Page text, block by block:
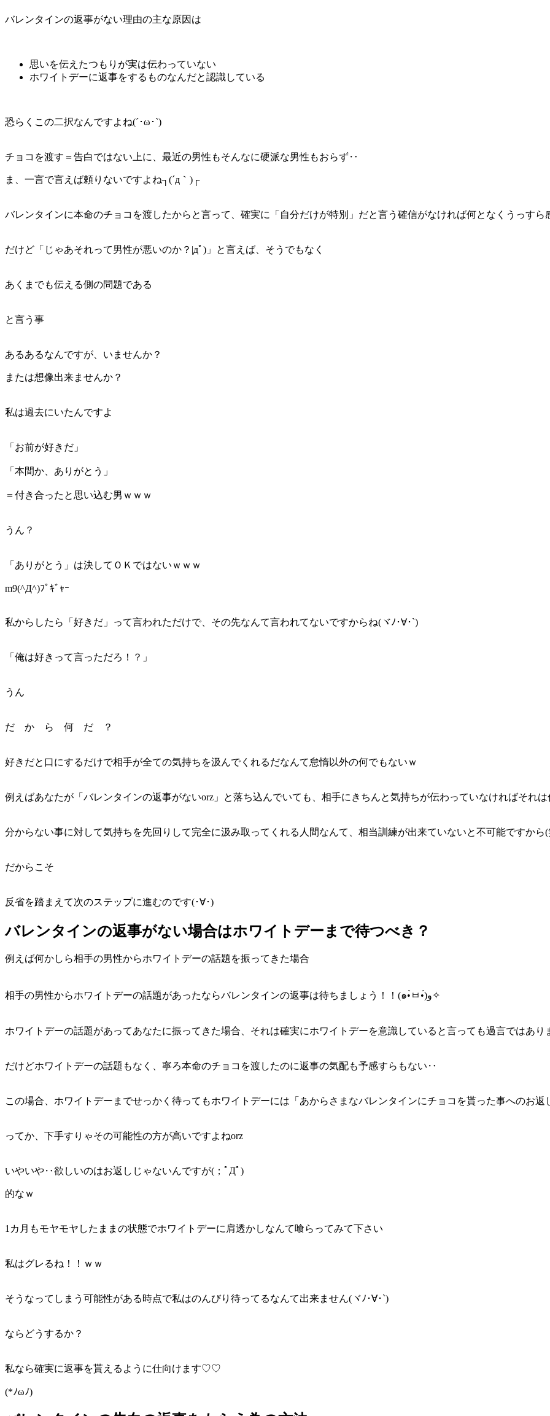
バレンタインの返事がない理由の主な原因は
思いを伝えたつもりが実は伝わっていない
ホワイトデーに返事をするものなんだと認識している
恐らくこの二択なんですよね(´･ω･`)
チョコを渡す＝告白ではない上に、最近の男性もそんなに硬派な男性もおらず‥
ま、一言で言えば頼りないですよね┐(´д｀)┌
バレンタインに本命のチョコを渡したからと言って、確実に「自分だけが特別」だと言う確信がなければ何となくうっす
だけど「じゃあそれって男性が悪いのか？|дﾟ)」と言えば、そうでもなく
あくまでも伝える側の問題である
と言う事
あるあるなんですが、いませんか？
または想像出来ませんか？
私は過去にいたんですよ
「お前が好きだ」
「本間か、ありがとう」
＝付き合ったと思い込む男ｗｗｗ
うん？
「ありがとう」は決してＯＫではないｗｗｗ
m9(^Д^)ﾌﾟｷﾞｬｰ
私からしたら「好きだ」って言われただけで、その先なんて言われてないですからね(ヾﾉ･∀･`)
「俺は好きって言っただろ！？」
うん
だ か ら 何 だ ？
好きだと口にするだけで相手が全ての気持ちを汲んでくれるだなんて怠惰以外の何でもないｗ
例えばあなたが「バレンタインの返事がないorz」と落ち込んでいても、相手にきちんと気持ちが伝わっていなければそれ
分からない事に対して気持ちを先回りして完全に汲み取ってくれる人間なんて、相当訓練が出来ていないと不可能ですから(
だからこそ
反省を踏まえて次のステップに進むのです(･∀･)
バレンタインの返事がない場合はホワイトデーまで待つべき？
例えば何かしら相手の男性からホワイトデーの話題を振ってきた場合
相手の男性からホワイトデーの話題があったならバレンタインの返事は待ちましょう！！(๑•̀ㅂ•́)و✧
ホワイトデーの話題があってあなたに振ってきた場合、それは確実にホワイトデーを意識していると言っても過言ではあり
だけどホワイトデーの話題もなく、寧ろ本命のチョコを渡したのに返事の気配も予感すらもない‥
この場合、ホワイトデーまでせっかく待ってもホワイトデーには「あからさまなバレンタインにチョコを貰った事へのお
ってか、下手すりゃその可能性の方が高いですよねorz
いやいや‥欲しいのはお返しじゃないんですが(；ﾟДﾟ)
的なｗ
1カ月もモヤモヤしたままの状態でホワイトデーに肩透かしなんて喰らってみて下さい
私はグレるね！！ｗｗ
そうなってしまう可能性がある時点で私はのんびり待ってるなんて出来ません(ヾﾉ･∀･`)
ならどうするか？
私なら確実に返事を貰えるように仕向けます♡♡
(*ﾉωﾉ)